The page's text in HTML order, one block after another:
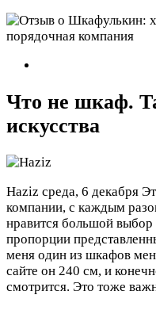
Что не шкаф.
искусства
Haziz среда, 6 декабря
компании, с каждым
нравится большой
пропорции
меня один из шкафов
сайте он 240 см, и
смотрится. Это тоже